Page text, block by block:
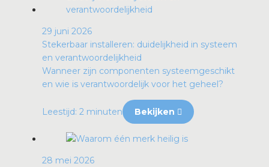
29 juni 2026
Stekerbaar installeren: duidelijkheid in systeem
en verantwoordelijkheid
Wanneer zijn componenten systeemgeschikt
en wie is verantwoordelijk voor het geheel?
Leestijd: 2 minuten Bekijken
28 mei 2026